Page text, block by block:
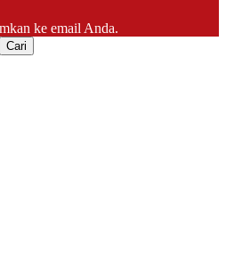
ke email Anda.